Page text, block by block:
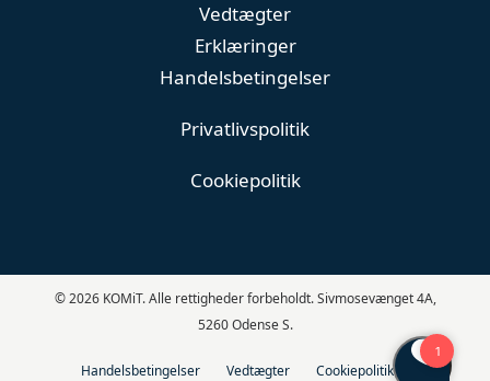
Vedtægter
Erklæringer
Handelsbetingelser
Privatlivspolitik
Cookiepolitik
© 2026 KOMiT. Alle rettigheder forbeholdt. Sivmosevænget 4A,
5260 Odense S.
Handelsbetingelser Vedtægter
Cookiepolitik